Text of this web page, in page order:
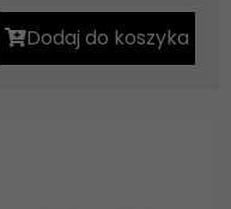
Dodaj do koszyka